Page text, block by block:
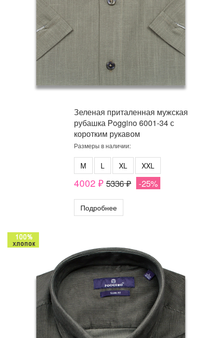
Зеленая приталенная мужская
рубашка Poggino 6001-34 с
коротким рукавом
Размеры в наличии:
M L XL XXL
4002 ₽ 5336 ₽ -25%
Подробнее